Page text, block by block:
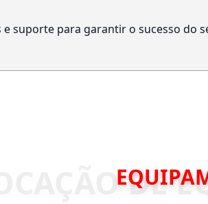
suporte para garantir o sucesso do